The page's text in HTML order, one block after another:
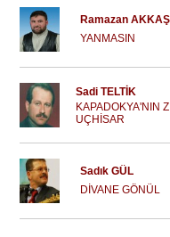
Ramazan AKKAŞ
YANMASIN
Sadi TELTİK
KAPADOKYA'NIN
UÇHİSAR
Sadık GÜL
DİVANE GÖNÜL